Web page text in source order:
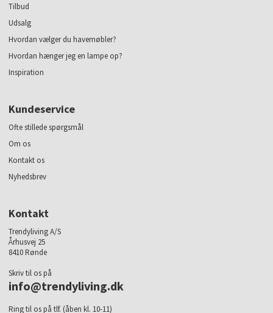
Tilbud
Udsalg
Hvordan vælger du havemøbler?
Hvordan hænger jeg en lampe op?
Inspiration
Kundeservice
Ofte stillede spørgsmål
Om os
Kontakt os
Nyhedsbrev
Kontakt
Trendyliving A/S
Århusvej 25
8410 Rønde
Skriv til os på
info@trendyliving.dk
Ring til os på tlf. (åben kl. 10-11)